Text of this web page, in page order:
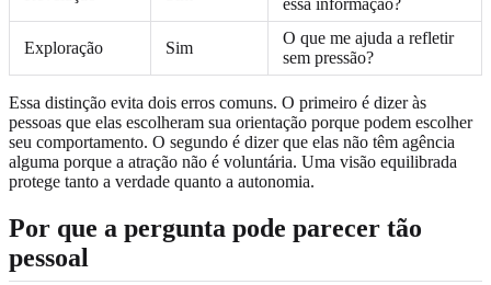
Exploração Sim
O que me ajuda a refletir
sem pressão?
Essa distinção evita dois erros comuns. O primeiro é dizer às
pessoas que elas escolheram sua orientação porque podem escolher
seu comportamento. O segundo é dizer que elas não têm agência
alguma porque a atração não é voluntária. Uma visão equilibrada
protege tanto a verdade quanto a autonomia.
Por que a pergunta pode parecer tão
pessoal